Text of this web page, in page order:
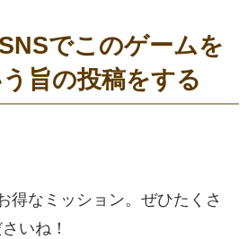
でこのゲームを
旨の投稿をする
得なミッション。ぜひたくさ
いね！